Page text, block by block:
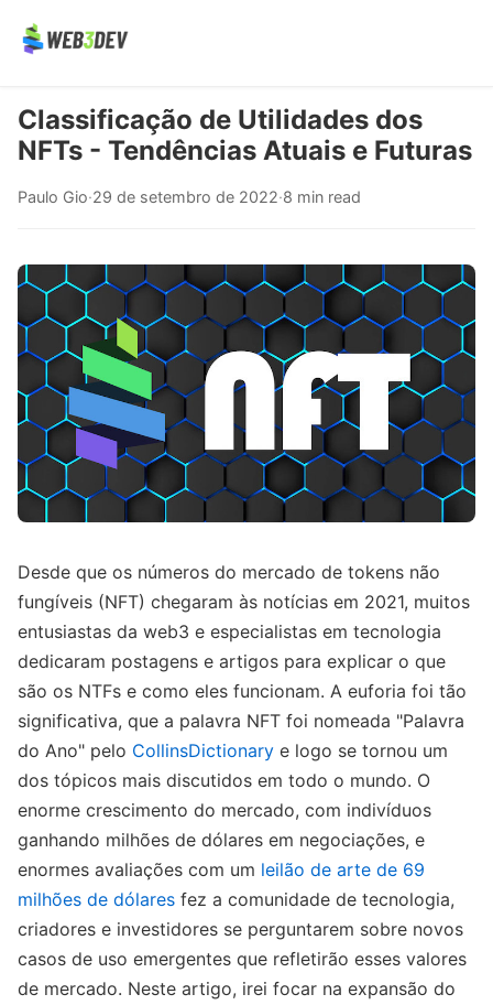
Classificação de Utilidades dos
NFTs - Tendências Atuais e Futuras
Paulo Gio·29 de setembro de 2022·8 min read
Desde que os números do mercado de tokens não
fungíveis (NFT) chegaram às notícias em 2021, muitos
entusiastas da web3 e especialistas em tecnologia
dedicaram postagens e artigos para explicar o que
são os NTFs e como eles funcionam. A euforia foi tão
significativa, que a palavra NFT foi nomeada "Palavra
do Ano" pelo CollinsDictionary e logo se tornou um
dos tópicos mais discutidos em todo o mundo. O
enorme crescimento do mercado, com indivíduos
ganhando milhões de dólares em negociações, e
enormes avaliações com um leilão de arte de 69
milhões de dólares fez a comunidade de tecnologia,
criadores e investidores se perguntarem sobre novos
casos de uso emergentes que refletirão esses valores
de mercado. Neste artigo, irei focar na expansão do